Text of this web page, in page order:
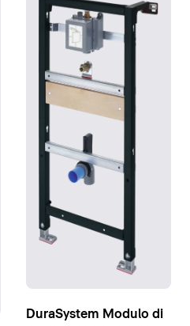
DuraSystem Modulo di